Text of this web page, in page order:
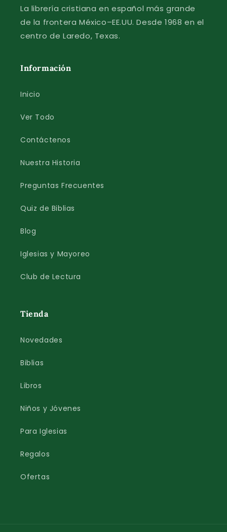
La librería cristiana en español más grande
de la frontera México–EE.UU. Desde 1968 en el
centro de Laredo, Texas.
Información
Inicio
Ver Todo
Contáctenos
Nuestra Historia
Preguntas Frecuentes
Quiz de Biblias
Blog
Iglesias y Mayoreo
Club de Lectura
Tienda
Novedades
Biblias
Libros
Niños y Jóvenes
Para Iglesias
Regalos
Ofertas